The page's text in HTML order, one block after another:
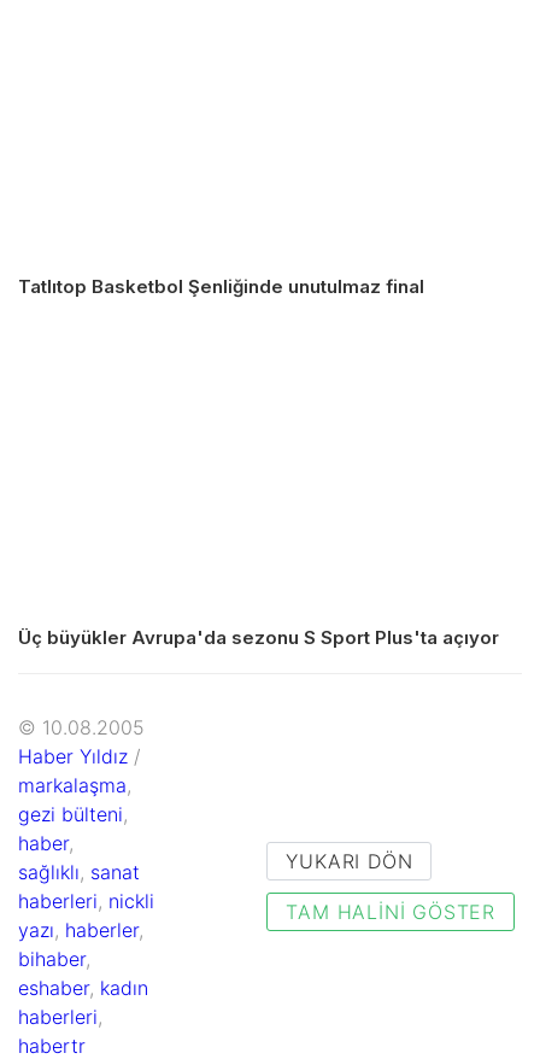
Tatlıtop Basketbol Şenliğinde unutulmaz final
Üç büyükler Avrupa'da sezonu S Sport Plus'ta açıyor
© 10.08.2005
Haber Yıldız /
markalaşma,
gezi bülteni,
haber,
sağlıklı, sanat
haberleri, nickli
yazı, haberler,
bihaber,
eshaber, kadın
haberleri,
habertr
YUKARI DÖN
TAM HALINI GÖSTER